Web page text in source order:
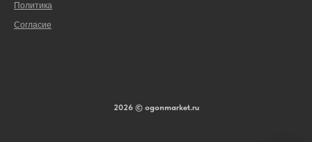
Политика
Согласие
2026 © ogonmarket.ru